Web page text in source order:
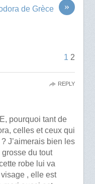
»
de Grèce
1 2
pourquoi tant de
celles et ceux qui
J’aimerais bien les
du tout
robe lui va
, elle est
REPLY